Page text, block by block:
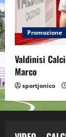
Promozione
Valdinisi
Marco
sportjonico